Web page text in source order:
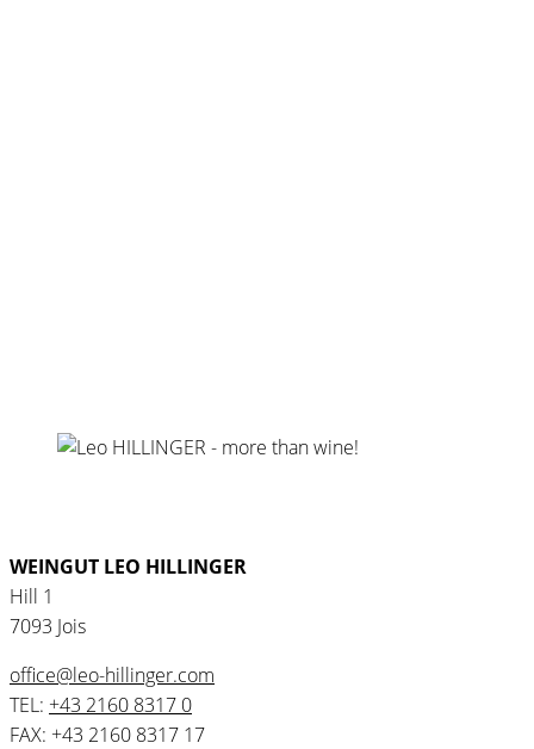
WEINGUT LEO HILLINGER
Hill 1
7093 Jois
office@leo-hillinger.com
TEL: +43 2160 8317 0
FAX: +43 2160 8317 17